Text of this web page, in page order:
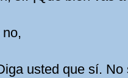
usted que sí. No